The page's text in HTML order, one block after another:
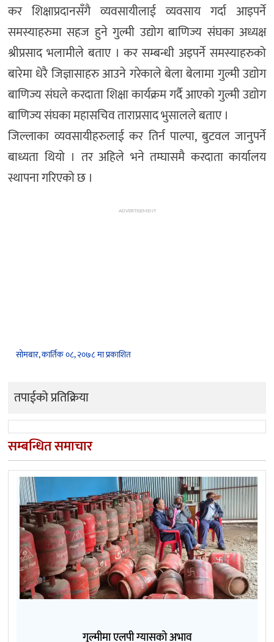
कर शिक्षाप्रदानसँगै व्यवसायीलाई व्यवसाय गर्दा आइपर्ने
समस्याहरुमा सहज हुने गुल्मी उद्योग बाणिज्य संघका अध्यक्ष
श्रीप्रसाद भलामीले बताए । कर सम्बन्धी अइपर्ने समस्याहरुको
बारेमा धेरै जिज्ञासाहरु आउने गरेकाले बेला बेलामा गुल्मी उद्योग
बाणिज्य संघले करदाता शिक्षा कार्यक्रम गर्दै आएको गुल्मी उद्योग
बाणिज्य संघका महासचिव ताराप्रसाद भुसालले बताए ।
जिल्लाका व्यवसायीहरुलाई कर तिर्न पाल्पा, बुटवल जानुपर्ने
बाध्यता थियो । तर अहिले भने तम्घासमै करदाता कार्यालय
स्थापना गरिएको छ ।
ADVERTISEMENT
सोमबार, कार्तिक ०८, २०७८ मा प्रकाशित
तपाईको प्रतिक्रिया
सम्बन्धित समाचार
गुल्मीमा एलपी ग्यासको अभाव